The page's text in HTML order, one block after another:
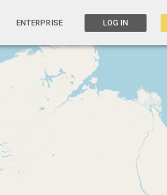
ENTERPRISE LOG IN